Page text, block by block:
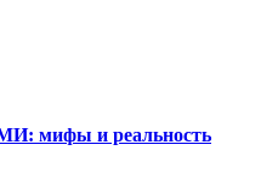
мифы и реальность